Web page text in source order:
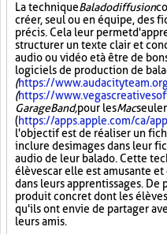
La techniqueBaladodiffusion
créer, seul ou en équipe, des
précis. Cela leur permet
structurer un texte clair et
audio ou vidéo et à être de
logiciels de production de
(https://
(https://
GarageBand,pour lesMac
(https://apps.apple.com/ca/
l'objectif est de réaliser un
inclure des images dans leur
audio de leur balado. Cette
élèves car elle est amusante
dans leurs apprentissages. De
produit concret dont les
qu'ils ont envie de partager
leurs amis.